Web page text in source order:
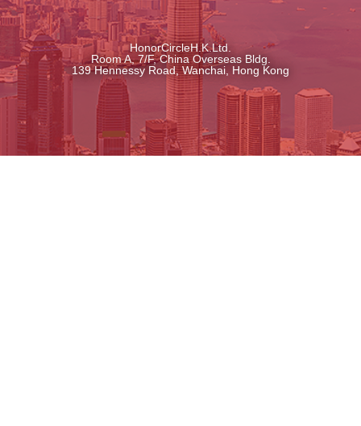
HonorCircleH.K.Ltd.
Room A, 7/F, China Overseas Bldg.
139 Hennessy Road, Wanchai, Hong Kong